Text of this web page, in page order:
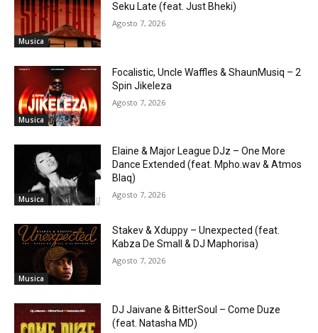
Musica
Seku Late (feat. Just Bheki)
Agosto 7, 2026
Musica
Focalistic, Uncle Waffles & ShaunMusiq – 2
Spin Jikeleza
Agosto 7, 2026
Musica
Elaine & Major League DJz – One More
Dance Extended (feat. Mpho.wav & Atmos
Blaq)
Agosto 7, 2026
Musica
Stakev & Xduppy – Unexpected (feat.
Kabza De Small & DJ Maphorisa)
Agosto 7, 2026
DJ Jaivane & BitterSoul – Come Duze
(feat. Natasha MD)